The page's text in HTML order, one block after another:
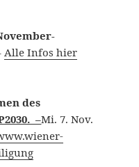
Alle Infos hier
des
–Mi. 7. Nov.